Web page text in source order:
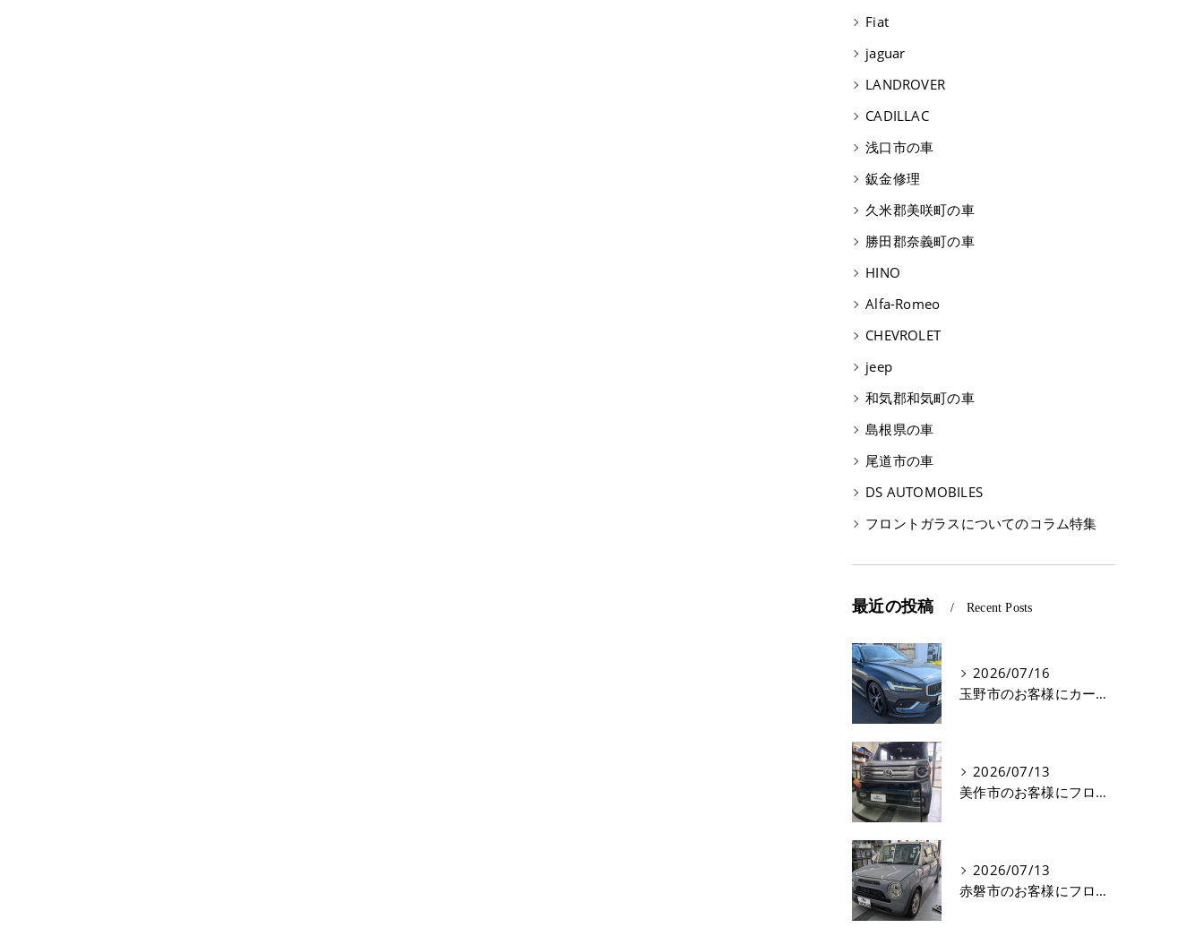
Fiat
jaguar
LANDROVER
CADILLAC
浅口市の車
鈑金修理
久米郡美咲町の車
勝田郡奈義町の車
HINO
Alfa-Romeo
CHEVROLET
jeep
和気郡和気町の車
島根県の車
尾道市の車
DS AUTOMOBILES
フロントガラスについてのコラム特集
最近の投稿 Recent Posts
2026/07/16
玉野市のお客様にカーフィルム(遮熱フィルム) V60【nexus株式会社】
2026/07/13
美作市のお客様にフロントガラス交換 N-VAN【nexus株式会社】
2026/07/13
赤磐市のお客様にフロントガラス飛び石修理 ラパン【nexus株式会社】